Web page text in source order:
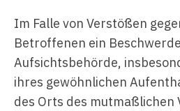
Im Falle von Verstößen
Betroffenen ein
Aufsichtsbehörde,
ihres gewöhnlichen
des Orts des mutmaßlichen